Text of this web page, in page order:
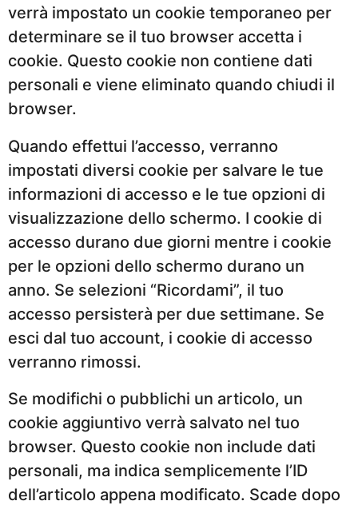
verrà impostato un cookie temporaneo per
determinare se il tuo browser accetta i
cookie. Questo cookie non contiene dati
personali e viene eliminato quando chiudi il
browser.
Quando effettui l’accesso, verranno
impostati diversi cookie per salvare le tue
informazioni di accesso e le tue opzioni di
visualizzazione dello schermo. I cookie di
accesso durano due giorni mentre i cookie
per le opzioni dello schermo durano un
anno. Se selezioni “Ricordami”, il tuo
accesso persisterà per due settimane. Se
esci dal tuo account, i cookie di accesso
verranno rimossi.
Se modifichi o pubblichi un articolo, un
cookie aggiuntivo verrà salvato nel tuo
browser. Questo cookie non include dati
personali, ma indica semplicemente l’ID
dell’articolo appena modificato. Scade dopo